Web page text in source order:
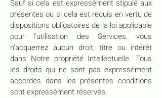
Sauf si cela est expressément stipulé aux
présentes ou si cela est requis en vertu de
dispositions obligatoires de la loi applicable
pour l'utilisation des Services, vous
n'acquerrez aucun droit, titre ou intérêt
dans Notre propriété Intellectuelle. Tous
les droits qui ne sont pas expressément
accordés dans les présentes conditions
sont expressément réservés.